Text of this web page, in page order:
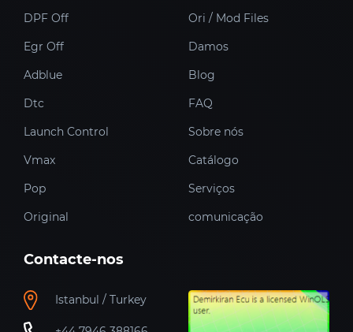
DPF Off
Egr Off
Adblue
Dtc
Launch Control
Vmax
Pop
Original
Ori / Mod Files
Damos
Blog
FAQ
Sobre nós
Catálogo
Serviços
comunicação
Contacte-nos
Istanbul / Turkey